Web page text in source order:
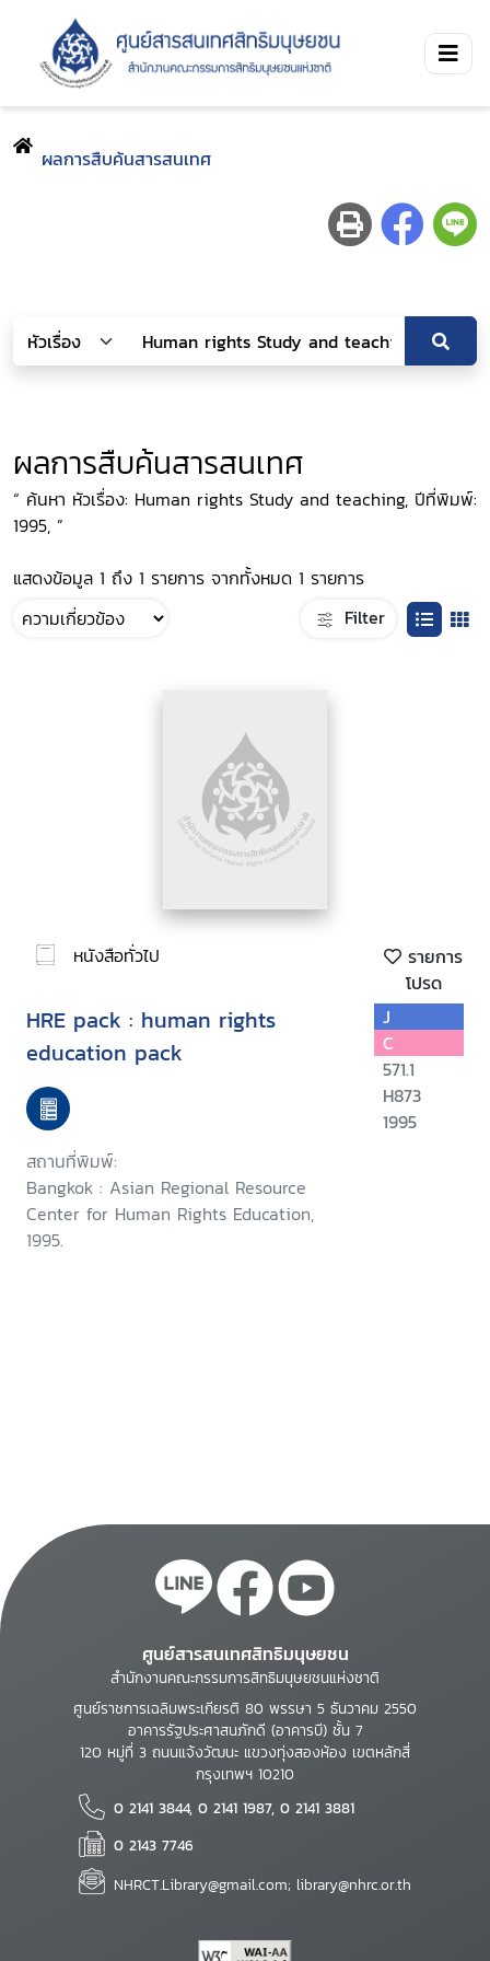
ผลการสืบค้นสารสนเทศ
ผลการสืบค้นสารสนเทศ
“ ค้นหา หัวเรื่อง: Human rights Study and teaching, ปีที่พิมพ์:
1995, ”
แสดงข้อมูล 1 ถึง 1 รายการ จากทั้งหมด 1 รายการ
Filter
หนังสือทั่วไป
รายการ
โปรด
HRE pack : human rights
education pack
สถานที่พิมพ์:
Bangkok : Asian Regional Resource
Center for Human Rights Education,
1995.
J
C
571.1
H873
1995
ศูนย์สารสนเทศสิทธิมนุษยชน
สำนักงานคณะกรรมการสิทธิมนุษยชนแห่งชาติ
ศูนย์ราชการเฉลิมพระเกียรติ 80 พรรษา 5 ธันวาคม 2550
อาคารรัฐประศาสนภักดี (อาคารบี) ชั้น 7
120 หมู่ที่ 3 ถนนแจ้งวัฒนะ แขวงทุ่งสองห้อง เขตหลักสี่
กรุงเทพฯ 10210
0 2141 3844, 0 2141 1987, 0 2141 3881
0 2143 7746
NHRCT.Library@gmail.com; library@nhrc.or.th